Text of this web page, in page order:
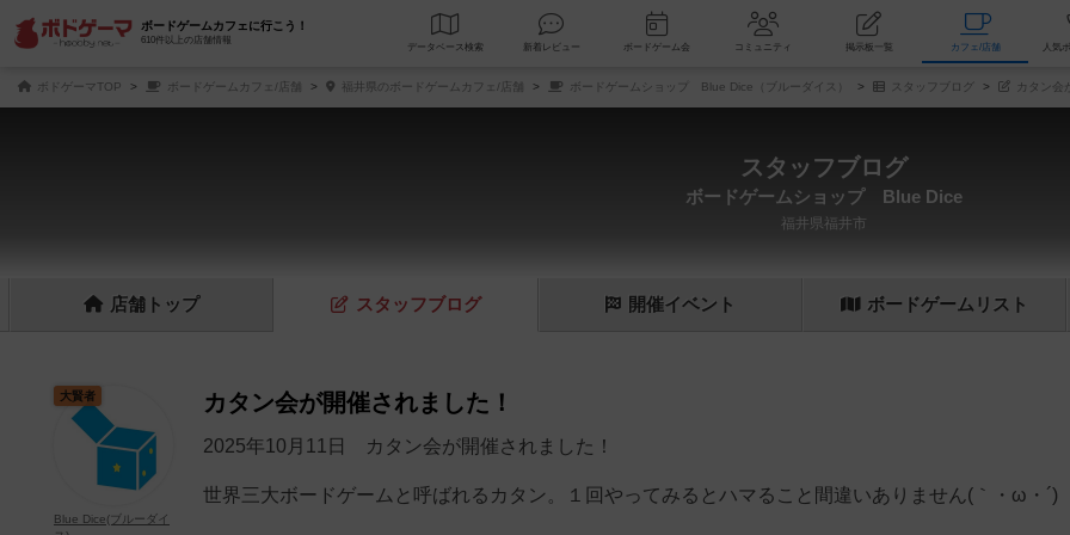
ボードゲームカフェに行こう！
610件以上の店舗情報
データベース 検索 新着レビュー ボードゲーム会 コミュニティ 掲示板一覧 カ
ボドゲーマTOP ボードゲームカフェ/店舗 福井県のボードゲームカフェ/店舗 ボードゲームショップ Blue Dice（ブルーダイス） スタッフブログ カタン会
スタッフブログ
ボードゲームショップ Blue Dice
福井県福井市
店舗 トップ スタッフブログ 開催イベント ボードゲーム リスト
カタン会が開催されました！
2025年10月11日 カタン会が開催されました！
世界三大ボードゲームと呼ばれるカタン。１回やってみるとハマること間違いありません(｀・ω・´)
大賢者
Blue Dice(ブルーダイ